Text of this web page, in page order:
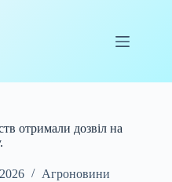
отримали дозвіл на
Агроновини